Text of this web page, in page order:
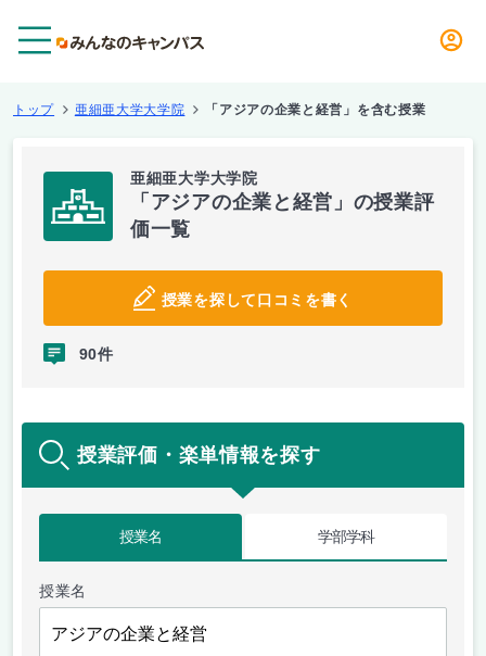
トップ 亜細亜大学大学院 「アジアの企業と経営」を含む授業
亜細亜大学大学院
「アジアの企業と経営」の授業評
価一覧
授業を探して口コミを書く
90件
授業評価・楽単情報を探す
授業名 学部学科
授業名